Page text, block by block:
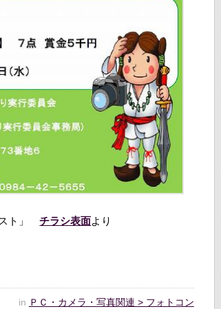
スト」チラシ表面より
in ＰＣ・カメラ・写真関連 > フォトコン